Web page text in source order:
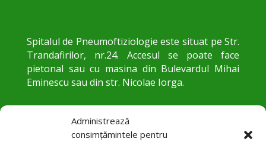
Administrează
consimțămintele pentru
Spitalul de Pneumoftiziologie este situat pe Str.
Trandafirilor, nr.24. Accesul se poate face
pietonal sau cu masina din Bulevardul Mihai
Eminescu sau din str. Nicolae Iorga.